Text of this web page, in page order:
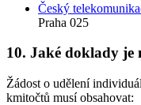
Český
Praha 025
10. Jaké doklady je
Žádost o udělení
kmitočtů musí obsahovat: